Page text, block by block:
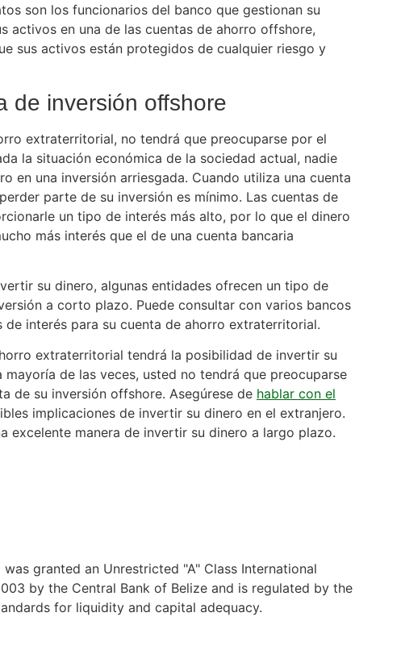
son los funcionarios del banco que gestionan su
activos en una de las cuentas de ahorro offshore,
sus activos están protegidos de cualquier riesgo y
de inversión offshore
extraterritorial, no tendrá que preocuparse por el
la situación económica de la sociedad actual, nadie
en una inversión arriesgada. Cuando utiliza una cuenta
parte de su inversión es mínimo. Las cuentas de
un tipo de interés más alto, por lo que el dinero
más interés que el de una cuenta bancaria
su dinero, algunas entidades ofrecen un tipo de
a corto plazo. Puede consultar con varios bancos
interés para su cuenta de ahorro extraterritorial.
extraterritorial tendrá la posibilidad de invertir su
de las veces, usted no tendrá que preocuparse
de su inversión offshore. Asegúrese de hablar con el
implicaciones de invertir su dinero en el extranjero.
excelente manera de invertir su dinero a largo plazo.
granted an Unrestricted "A" Class International
by the Central Bank of Belize and is regulated by the
for liquidity and capital adequacy.